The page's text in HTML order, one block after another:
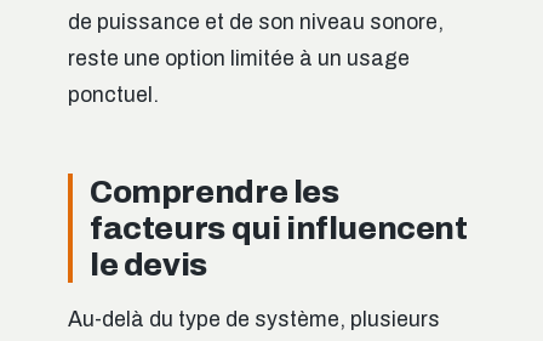
de puissance et de son niveau sonore,
reste une option limitée à un usage
ponctuel.
Comprendre les
facteurs qui influencent
le devis
Au-delà du type de système, plusieurs